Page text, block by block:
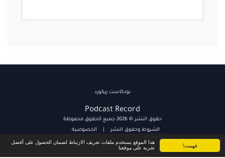
فهمت! هذا الموقع يستخدم ملفات تعريف الارتباط لضمان الحصول على أفضل
تجربة على موقعنا
Podcast Record
حقوق النشر © 2026 جميع الحقوق محفوظة
الشروط وحقوق النشر
الخصوصية
بودكاست ريكورد